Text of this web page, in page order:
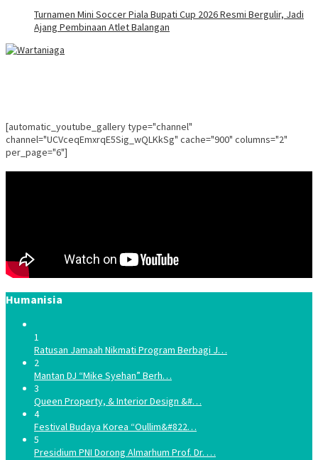
Turnamen Mini Soccer Piala Bupati Cup 2026 Resmi Bergulir, Jadi
Ajang Pembinaan Atlet Balangan
[automatic_youtube_gallery type="channel"
channel="UCVceqEmxrqE5Sig_wQLKkSg" cache="900" columns="2"
per_page="6"]
Humanisia
1
Ratusan Jamaah Nikmati Program Berbagi J…
2
Mantan DJ “Mike Syehan” Berh…
3
Queen Property, & Interior Design &#…
4
Festival Budaya Korea “Oullim&#822…
5
Presidium PNI Dorong Almarhum Prof. Dr. …